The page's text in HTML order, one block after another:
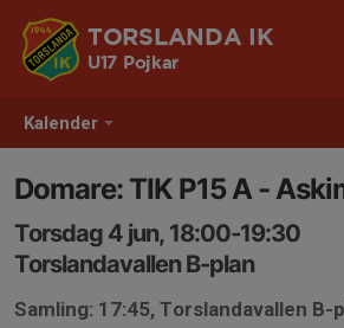
Kalender
TORSLANDA IK
U17 Pojkar
Domare: TIK P15 A -
Torsdag 4 jun, 18:00-19:30
Torslandavallen B-plan
Samling: 17:45, Torslandavallen B-